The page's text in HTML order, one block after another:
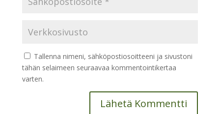
Tallenna nimeni, sähköpostiosoitteeni ja sivustoni
tähän selaimeen seuraavaa kommentointikertaa
varten.